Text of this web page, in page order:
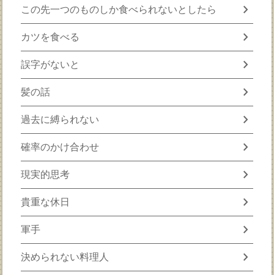
この先一つのものしか食べられないとしたら chevron_right
カツを食べる chevron_right
誤字がないと chevron_right
髪の話 chevron_right
過去に縛られない chevron_right
確率のかけ合わせ chevron_right
現実的思考 chevron_right
貴重な休日 chevron_right
軍手 chevron_right
決められない料理人 chevron_right